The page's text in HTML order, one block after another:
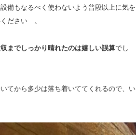
備もなるべく使わないよう普段以上に気を
ださい…。
までしっかり晴れたのは嬉しい誤算でし
てから多少は落ち着いててくれるので、い